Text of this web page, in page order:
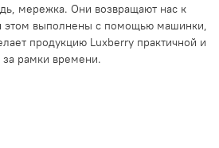
мережка. Они возвращают нас к
этом выполнены с помощью машинки,
продукцию Luxberry практичной и
рамки времени.